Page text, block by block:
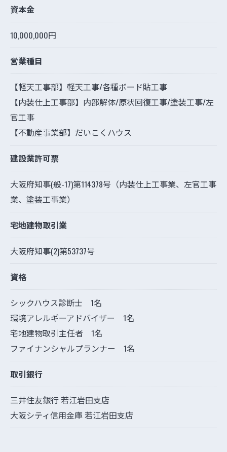
資本金
10,000,000円
営業種目
【軽天工事部】軽天工事/各種ボード貼工事
【内装仕上工事部】内部解体/原状回復工事/塗装工事/左
官工事
【不動産事業部】だいこくハウス
建設業許可票
大阪府知事(般-17)第114378号（内装仕上工事業、左官工事
業、塗装工事業）
宅地建物取引業
大阪府知事(2)第53737号
資格
シックハウス診断士 1名
環境アレルギーアドバイザー 1名
宅地建物取引主任者 1名
ファイナンシャルプランナー 1名
取引銀行
三井住友銀行 若江岩田支店
大阪シティ信用金庫 若江岩田支店